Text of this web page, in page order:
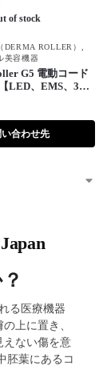
of stock
DERMA ROLLER）
美容機器
G5 電動コード
LED、EMS、3プ
い合わせ先
る医療機器
上に置き、
えない傷を意
胚葉にあるコ